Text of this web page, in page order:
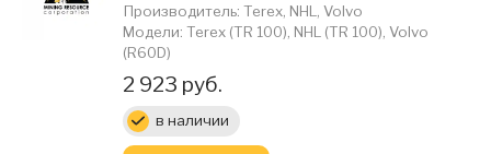
Производитель: Terex, NHL, Volvo
Модели: Terex (TR 100), NHL (TR 100), Volvo
(R60D)
Цена:
2 923 руб.
в наличии